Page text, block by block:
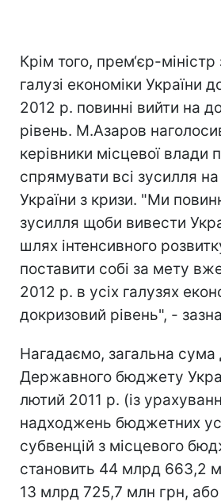
Крім того, прем‘єр-
галузі економіки України
2012 р. повинні вийти на
рівень. М.Азаров
керівники місцевої влади
спрямувати всі зусилля
України з кризи. "Ми
зусилля щоби вивести
шлях інтенсивного
поставити собі за мету
2012 р. в усіх галузях
докризовий рівень", -
Нагадаємо, загальна сума
Державного бюджету
лютий 2011 р. (із
надходжень бюджетних
субвенцій з місцевого
становить 44 млрд 663,2
13 млрд 725,7 млн грн, або